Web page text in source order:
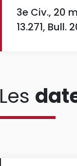
3e Civ., 20
13.271, Bull.
Les